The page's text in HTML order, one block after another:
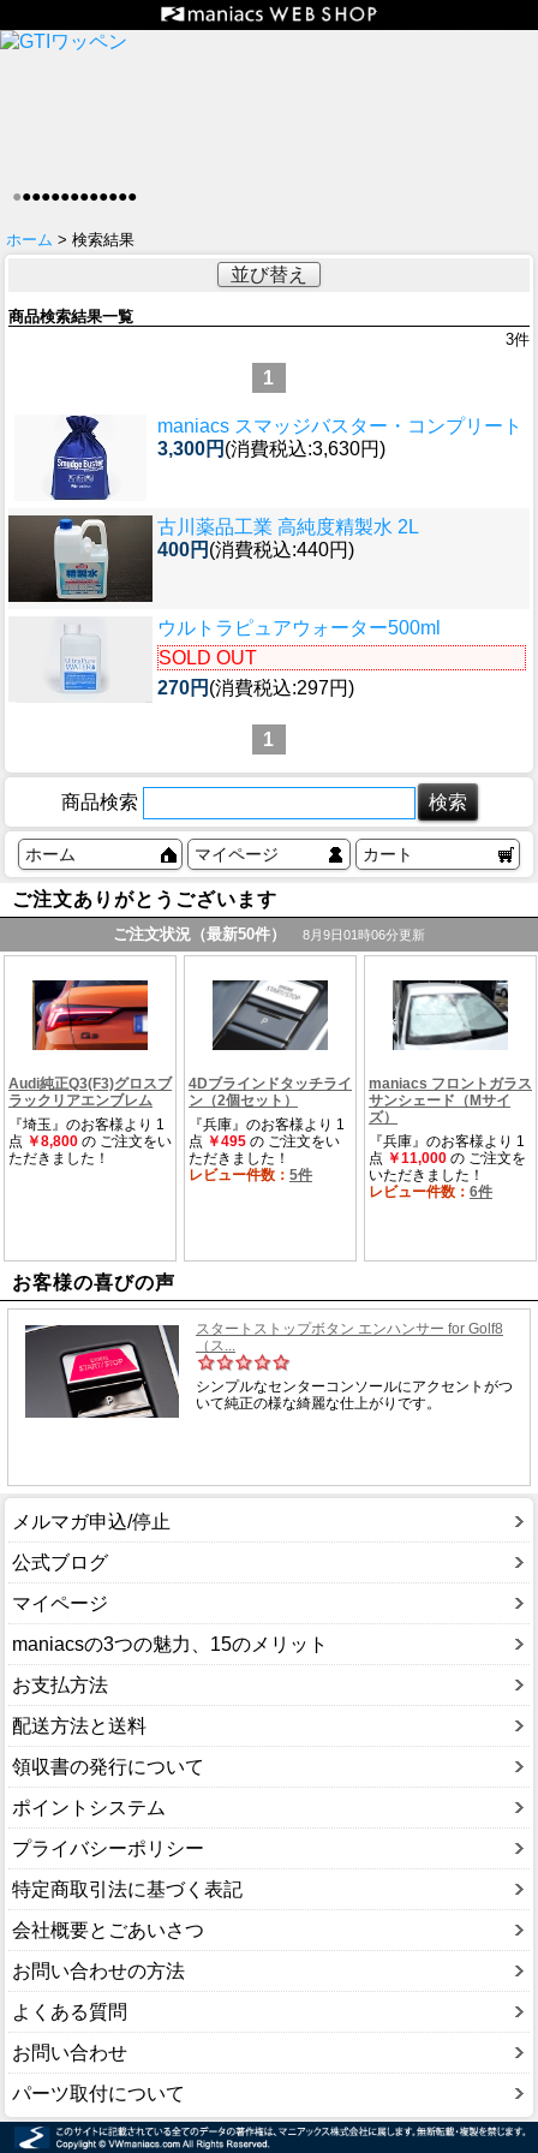
●●●●●●●●●●●●●
ホーム > 検索結果
並び替え
商品検索結果一覧
3件
1
maniacs スマッジバスター・コンプリート
3,300円 (消費税込:3,630円)
古川薬品工業 高純度精製水 2L
400円 (消費税込:440円)
ウルトラピュアウォーター500ml
SOLD OUT
270円 (消費税込:297円)
1
商品検索
ホーム マイページ カート
ご注文ありがとうございます
お客様の喜びの声
メルマガ申込/停止
公式ブログ
マイページ
maniacsの3つの魅力、15のメリット
お支払方法
配送方法と送料
領収書の発行について
ポイントシステム
プライバシーポリシー
特定商取引法に基づく表記
会社概要とごあいさつ
お問い合わせの方法
よくある質問
お問い合わせ
パーツ取付について